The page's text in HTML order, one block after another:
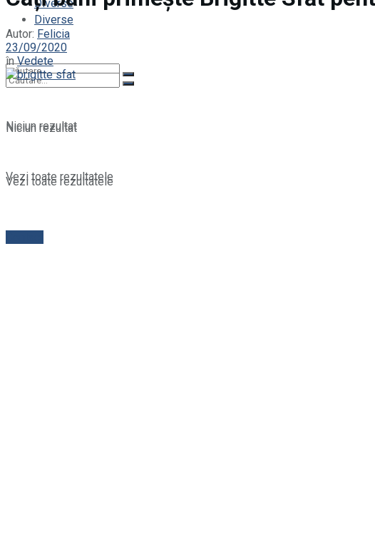
Diverse
Niciun rezultat
Vezi toate rezultatele
Diverse
Niciun rezultat
Vezi toate rezultatele
Autor: Felicia
23/09/2020
în Vedete